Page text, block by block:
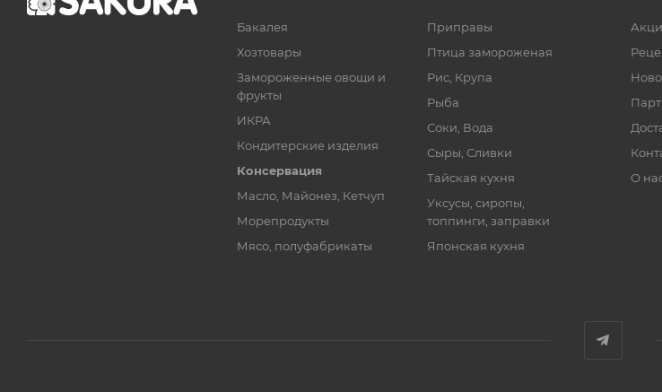
Бакалея
Хозтовары
Замороженные овощи и
фрукты
ИКРА
Кондитерские изделия
Консервация
Масло, Майонез, Кетчуп
Морепродукты
Мясо, полуфабрикаты
Приправы
Птица замороженая
Рис, Крупа
Рыба
Соки, Вода
Сыры, Сливки
Тайская кухня
Уксусы, сиропы,
топпинги, заправки
Японская кухня
О